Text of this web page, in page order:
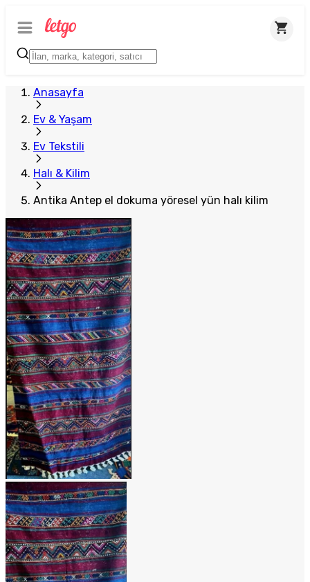
Anasayfa
Ev & Yaşam
Ev Tekstili
Halı & Kilim
Antika Antep el dokuma yöresel yün halı kilim